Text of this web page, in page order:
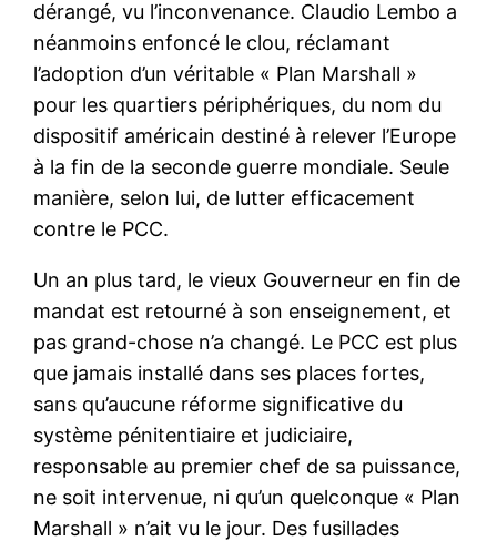
dérangé, vu l’inconvenance. Claudio Lembo a
néanmoins enfoncé le clou, réclamant
l’adoption d’un véritable « Plan Marshall »
pour les quartiers périphériques, du nom du
dispositif américain destiné à relever l’Europe
à la fin de la seconde guerre mondiale. Seule
manière, selon lui, de lutter efficacement
contre le PCC.
Un an plus tard, le vieux Gouverneur en fin de
mandat est retourné à son enseignement, et
pas grand-chose n’a changé. Le PCC est plus
que jamais installé dans ses places fortes,
sans qu’aucune réforme significative du
système pénitentiaire et judiciaire,
responsable au premier chef de sa puissance,
ne soit intervenue, ni qu’un quelconque « Plan
Marshall » n’ait vu le jour. Des fusillades